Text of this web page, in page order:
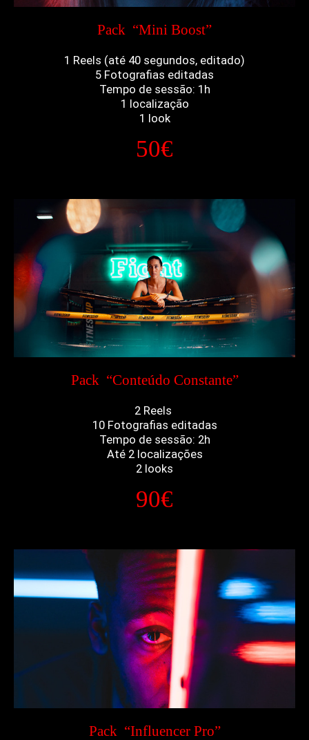
Pack “Mini Boost”
1 Reels (até 40 segundos, editado)
5 Fotografias editadas
Tempo de sessão: 1h
1 localização
1 look
50€
Pack “Conteúdo Constante”
2 Reels
10 Fotografias editadas
Tempo de sessão: 2h
Até 2 localizações
2 looks
90€
Pack “Influencer Pro”